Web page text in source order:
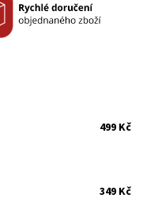
499 Kč
349 Kč